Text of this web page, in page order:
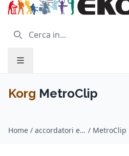
Korg MetroClip
Home / accordatori e metronomi / Korg / MetroClip